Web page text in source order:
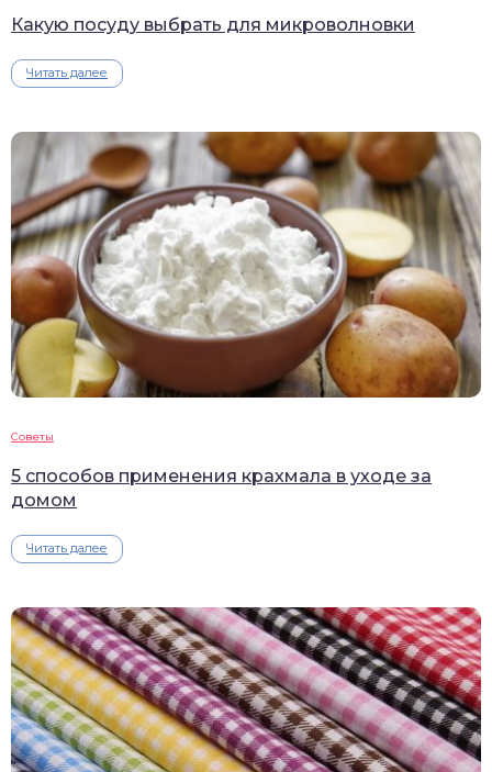
Какую посуду выбрать для микроволновки
Читать далее
Советы
5 способов применения крахмала в уходе за
домом
Читать далее